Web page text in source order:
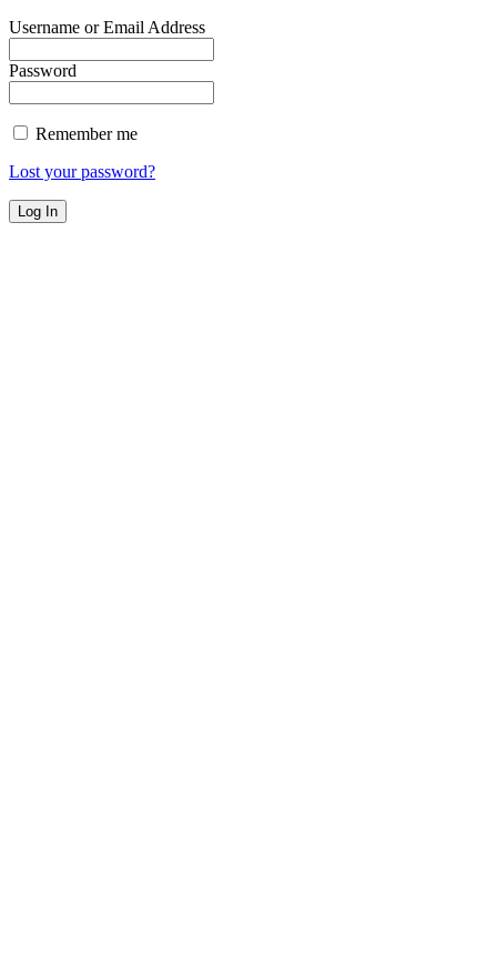
Username or Email Address
Password
Remember me
Lost your password?